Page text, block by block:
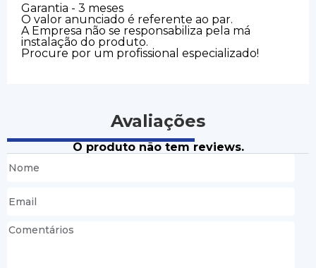
Garantia - 3 meses
O valor anunciado é referente ao par.
A Empresa não se responsabiliza pela má
instalação do produto.
Procure por um profissional especializado!
Avaliações
O produto não tem reviews.